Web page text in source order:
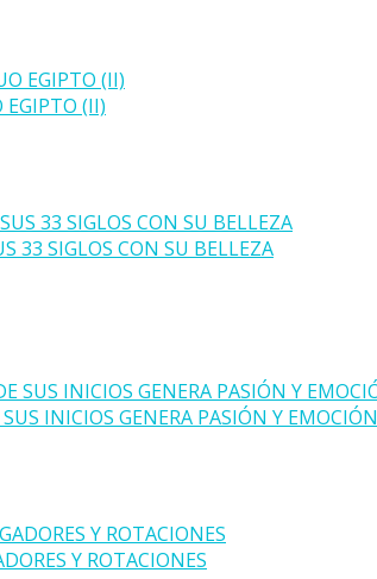
EGIPTO (II)
33 SIGLOS CON SU BELLEZA
INICIOS GENERA PASIÓN Y EMOCIÓN
Y ROTACIONES